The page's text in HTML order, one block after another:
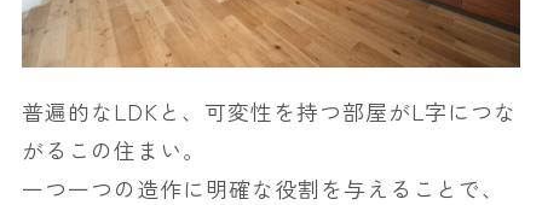
普遍的なLDKと、可変性を持つ部屋がL字につな
がるこの住まい。
一つ一つの造作に明確な役割を与えることで、